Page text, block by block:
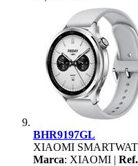
BHR9197GL
XIAOMI
Marca: XIAOMI |